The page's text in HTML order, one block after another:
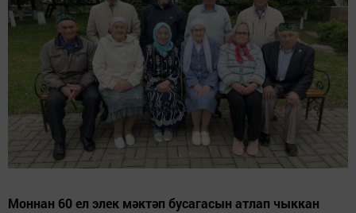
Моннан 60 ел элек мәктәп бусагасын атлап чыккан